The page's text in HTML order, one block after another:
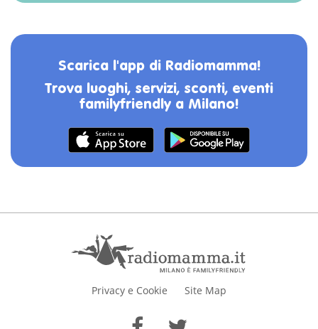
Scarica l'app di Radiomamma!
Trova luoghi, servizi, sconti, eventi
familyfriendly a Milano!
Privacy e Cookie Site Map